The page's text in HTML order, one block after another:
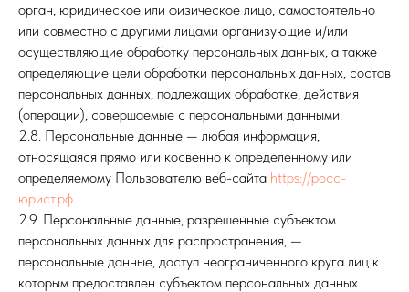
орган, юридическое или физическое лицо, самостоятельно
или совместно с другими лицами организующие и/или
осуществляющие обработку персональных данных, а также
определяющие цели обработки персональных данных, состав
персональных данных, подлежащих обработке, действия
(операции), совершаемые с персональными данными.
2.8. Персональные данные — любая информация,
относящаяся прямо или косвенно к определенному или
определяемому Пользователю веб-сайта https://росс-
юрист.рф.
2.9. Персональные данные, разрешенные субъектом
персональных данных для распространения, —
персональные данные, доступ неограниченного круга лиц к
которым предоставлен субъектом персональных данных